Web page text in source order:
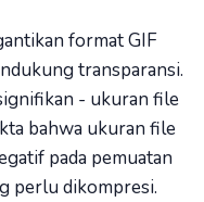
format GIF
transparansi.
- ukuran file
bahwa ukuran file
pada pemuatan
perlu dikompresi.